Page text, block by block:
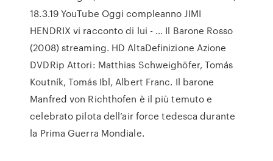
18.3.19 YouTube Oggi compleanno JIMI
HENDRIX vi racconto di lui - … Il Barone Rosso
(2008) streaming. HD AltaDefinizione Azione
DVDRip Attori: Matthias Schweighöfer, Tomás
Koutník, Tomás Ibl, Albert Franc. Il barone
Manfred von Richthofen è il più temuto e
celebrato pilota dell’air force tedesca durante
la Prima Guerra Mondiale.